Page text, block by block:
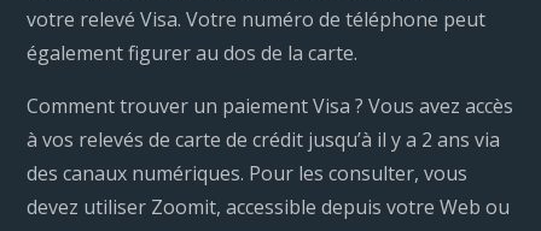
votre relevé Visa. Votre numéro de téléphone peut
également figurer au dos de la carte.
Comment trouver un paiement Visa ? Vous avez accès
à vos relevés de carte de crédit jusqu’à il y a 2 ans via
des canaux numériques. Pour les consulter, vous
devez utiliser Zoomit, accessible depuis votre Web ou